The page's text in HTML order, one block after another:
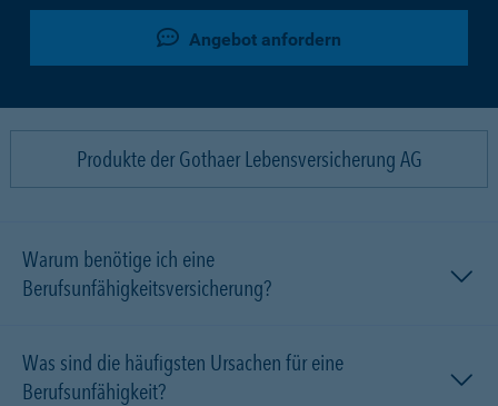
Angebot anfordern
Produkte der Gothaer Lebensversicherung AG
Warum benötige ich eine
Berufsunfähigkeitsversicherung?
Was sind die häufigsten Ursachen für eine
Berufsunfähigkeit?